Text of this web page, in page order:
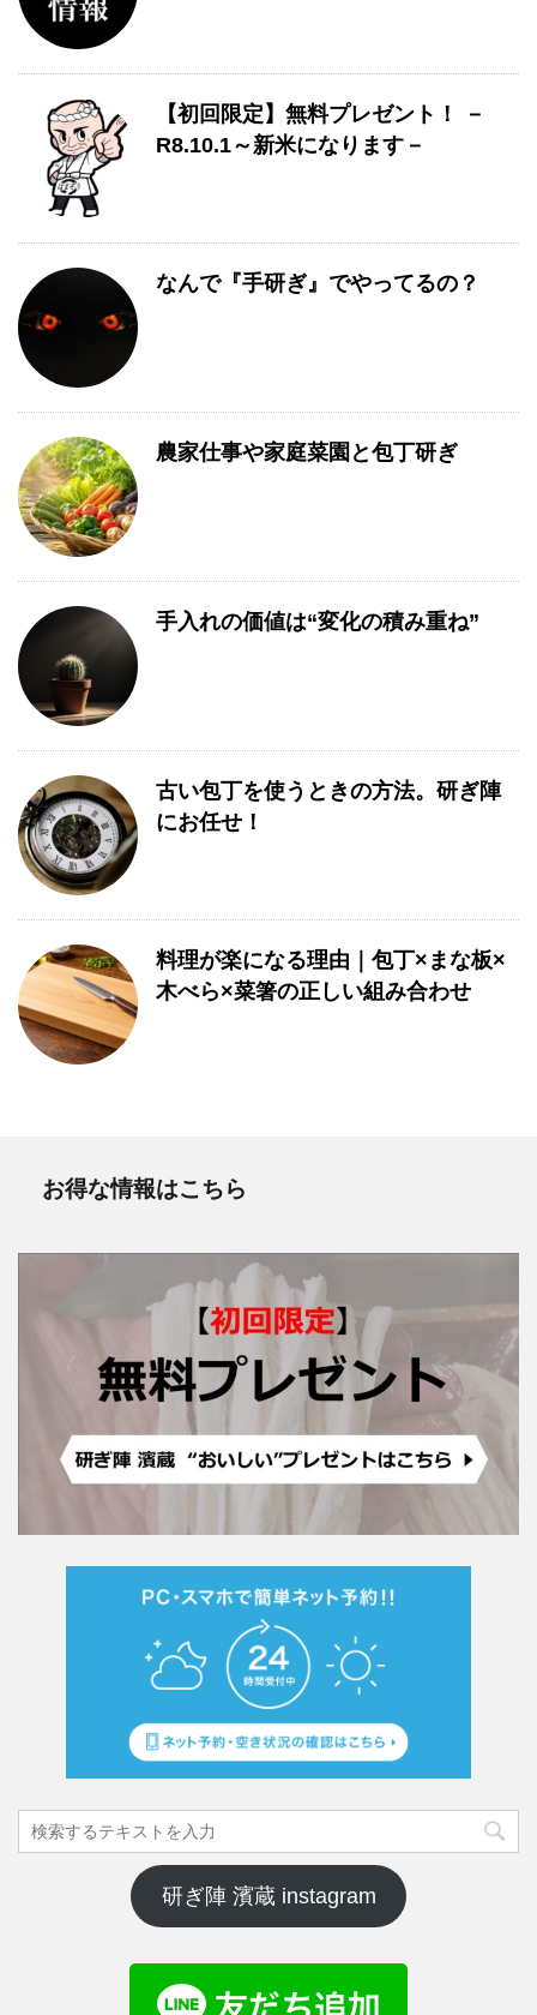
【初回限定】無料プレゼント！ －
R8.10.1～新米になります－
なんで『手研ぎ』でやってるの？
農家仕事や家庭菜園と包丁研ぎ
手入れの価値は“変化の積み重ね”
古い包丁を使うときの方法。研ぎ陣
にお任せ！
料理が楽になる理由｜包丁×まな板×
木べら×菜箸の正しい組み合わせ
お得な情報はこちら
研ぎ陣 濱蔵 instagram